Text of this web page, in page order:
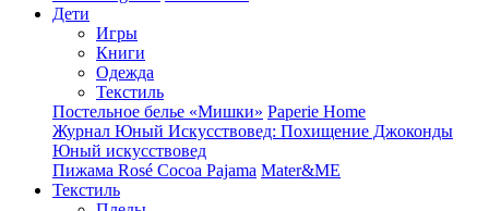
Дети
Игры
Книги
Одежда
Текстиль
Постельное белье «Мишки» Paperie Home
Журнал Юный Искусствовед: Похищение Джоконды
Юный искусствовед
Пижама Rosé Cocoa Pajama Mater&ME
Текстиль